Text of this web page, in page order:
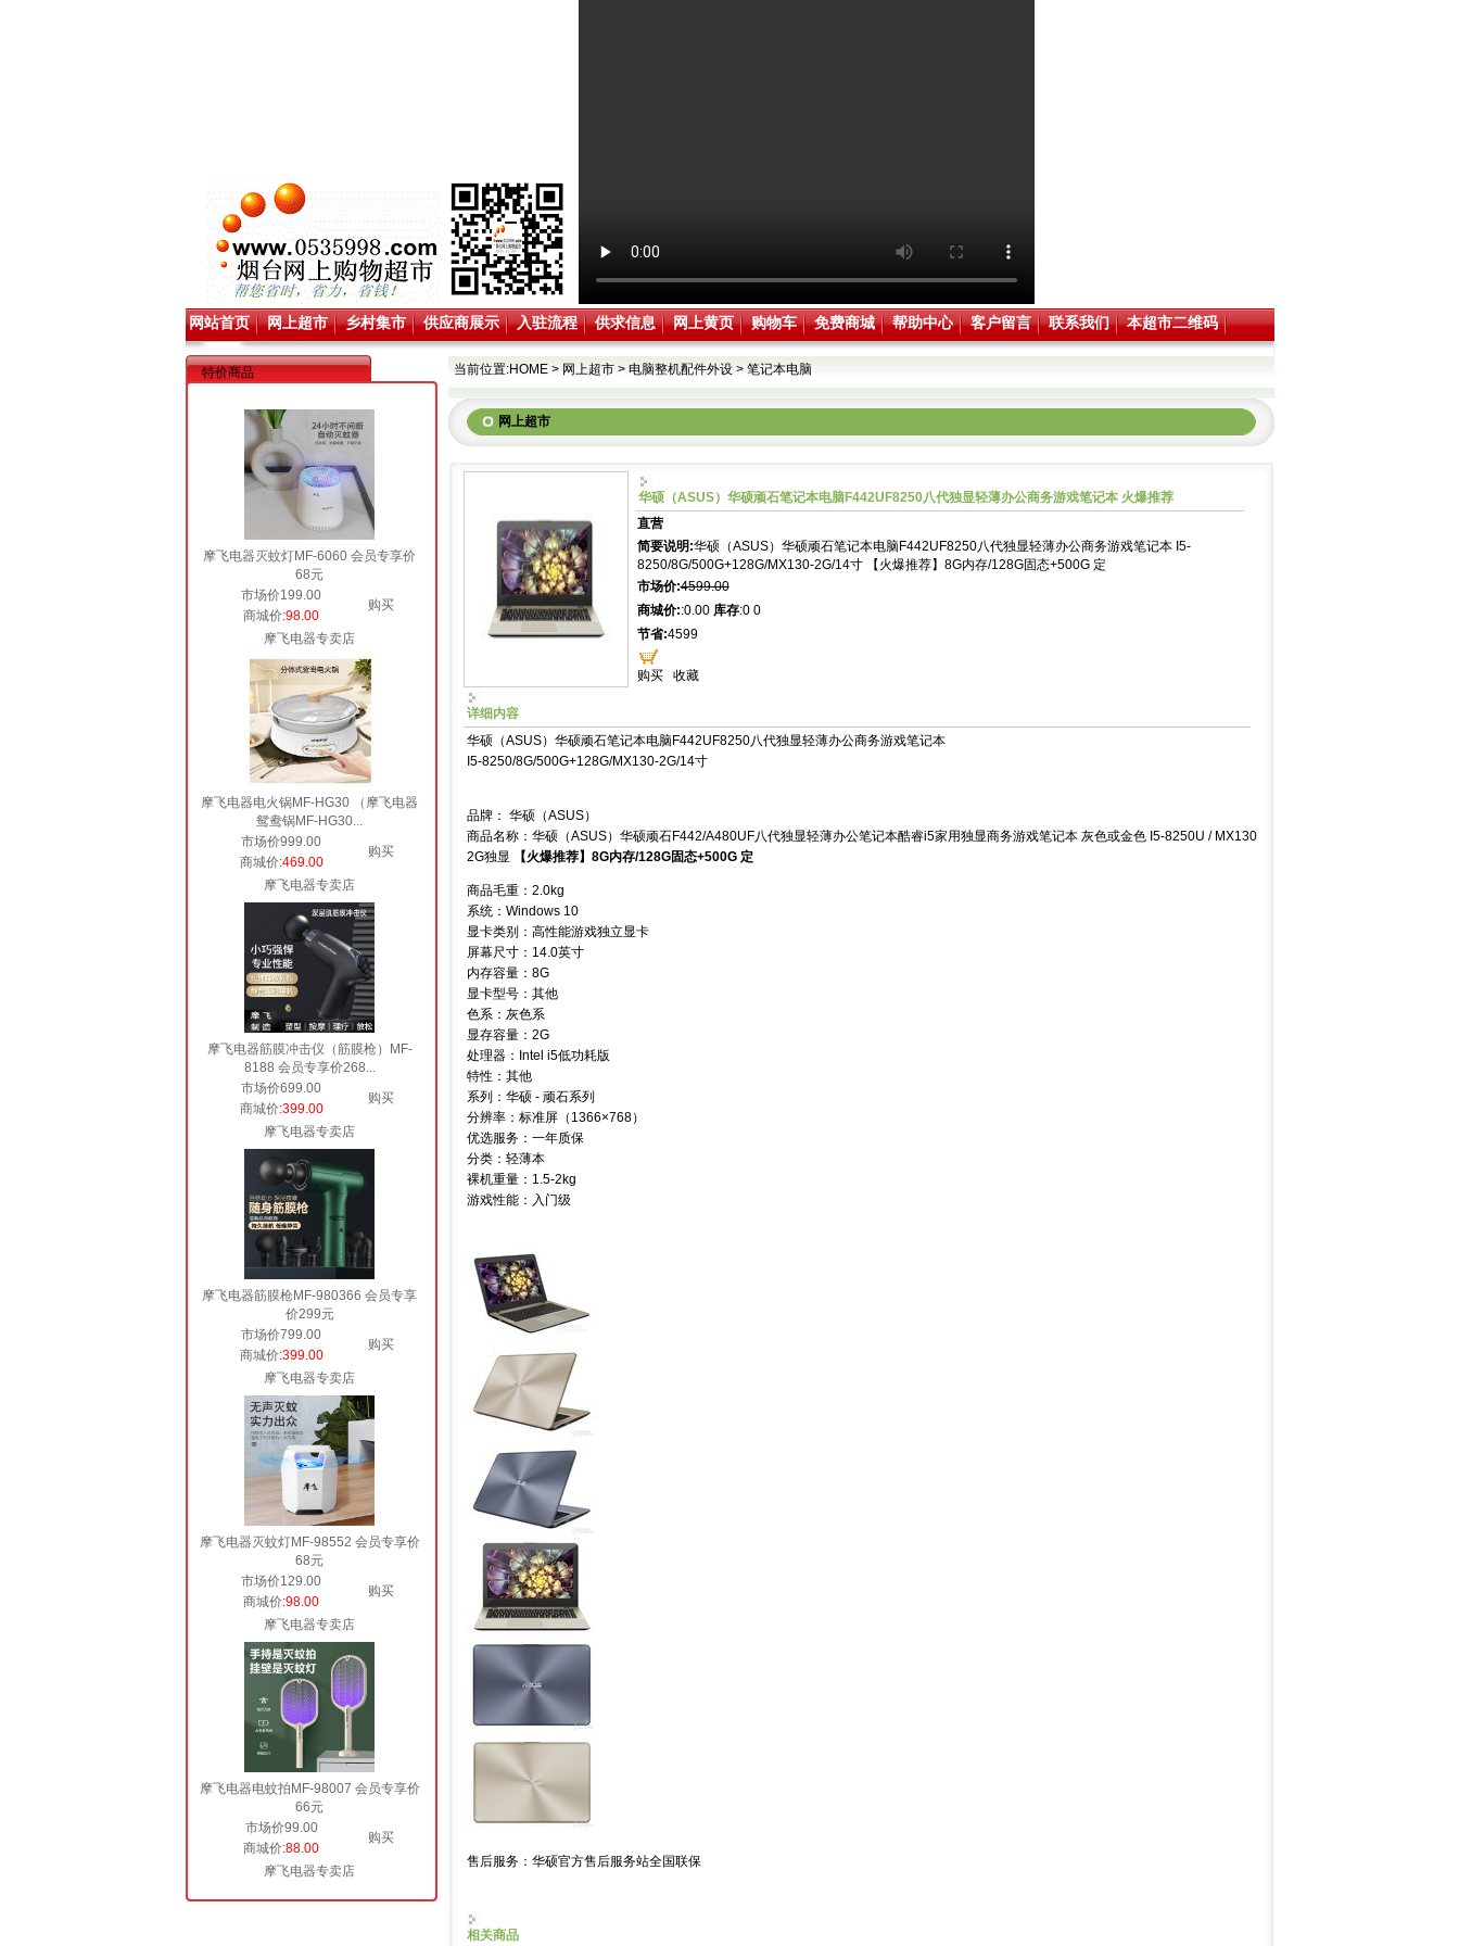
网站首页 网上超市 乡村集市 供应商展示 入驻流程 供求信息 网上黄页 购物车 免费商城 帮助中心 客户留言 联系我们 本超市二维码
特价商品
摩飞电器灭蚊灯MF-6060 会员专享价
68元
市场价199.00
购买
商城价:98.00
摩飞电器专卖店
摩飞电器电火锅MF-HG30 （摩飞电器
鸳鸯锅MF-HG30...
市场价999.00
购买
商城价:469.00
摩飞电器专卖店
摩飞电器筋膜冲击仪（筋膜枪）MF-
8188 会员专享价268...
市场价699.00
购买
商城价:399.00
摩飞电器专卖店
摩飞电器筋膜枪MF-980366 会员专享
价299元
市场价799.00
购买
商城价:399.00
摩飞电器专卖店
摩飞电器灭蚊灯MF-98552 会员专享价
68元
市场价129.00
购买
商城价:98.00
摩飞电器专卖店
摩飞电器电蚊拍MF-98007 会员专享价
66元
市场价99.00
购买
商城价:88.00
摩飞电器专卖店
当前位置:HOME> 网上超市> 电脑整机配件外设> 笔记本电脑
网上超市
华硕（ASUS）华硕顽石笔记本电脑F442UF8250八代独显轻薄办公商务游戏笔记本 火爆推荐
直营
简要说明:华硕（ASUS）华硕顽石笔记本电脑F442UF8250八代独显轻薄办公商务游戏笔记本 I5-
8250/8G/500G+128G/MX130-2G/14寸 【火爆推荐】8G内存/128G固态+500G 定
市场价:4599.00
商城价::0.00 库存:0 0
节省:4599
购买 收藏
详细内容
华硕（ASUS）华硕顽石笔记本电脑F442UF8250八代独显轻薄办公商务游戏笔记本
I5-8250/8G/500G+128G/MX130-2G/14寸
品牌： 华硕（ASUS）
商品名称：华硕（ASUS）华硕顽石F442/A480UF八代独显轻薄办公笔记本酷睿i5家用独显商务游戏笔记本 灰色或金色 I5-8250U / MX130
2G独显
【火爆推荐】8G内存/128G固态+500G 定
商品毛重：2.0kg
系统：Windows 10
显卡类别：高性能游戏独立显卡
屏幕尺寸：14.0英寸
内存容量：8G
显卡型号：其他
色系：灰色系
显存容量：2G
处理器：Intel i5低功耗版
特性：其他
系列：华硕 - 顽石系列
分辨率：标准屏（1366×768）
优选服务：一年质保
分类：轻薄本
裸机重量：1.5-2kg
游戏性能：入门级
售后服务：华硕官方售后服务站全国联保
相关商品